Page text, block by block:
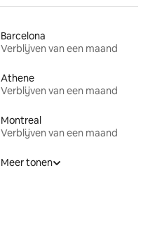
Barcelona
Verblijven van een maand
Athene
Verblijven van een maand
Montreal
Verblijven van een maand
Meer tonen